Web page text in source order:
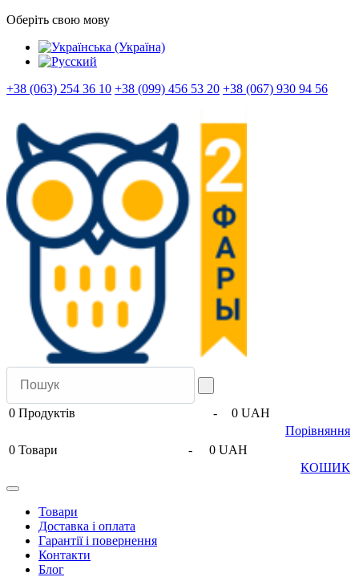
Оберіть свою мову
+38 (063) 254 36 10 +38 (099) 456 53 20 +38 (067) 930 94 56
0 Продуктів -
0 UAH
Порівняння
0 Товари -
0 UAH
КОШИК
Товари
Доставка і оплата
Гарантії і повернення
Контакти
Блог